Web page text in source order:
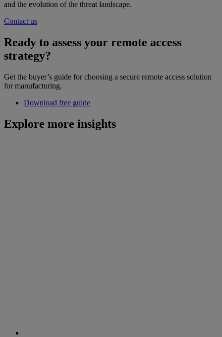
and the evolution of the threat landscape.
Contact us
Ready to assess your remote access
strategy?
Get the buyer’s guide for choosing a secure remote access solution
for manufacturing.
Download free guide
Explore more insights